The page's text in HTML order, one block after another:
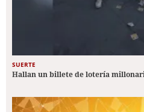
SUERTE
Hallan un billete de lotería